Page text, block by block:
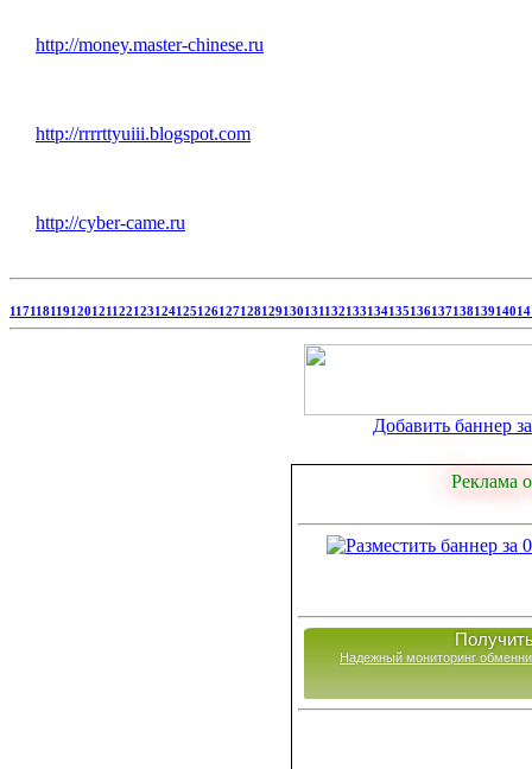
http://money.master-chinese.ru
http://rrrrttyuiii.blogspot.com
http://cyber-came.ru
117118119120121122123124125126127128129130131132133134135136137138139140
Добавить баннер
Реклама
Надежный мониторинг